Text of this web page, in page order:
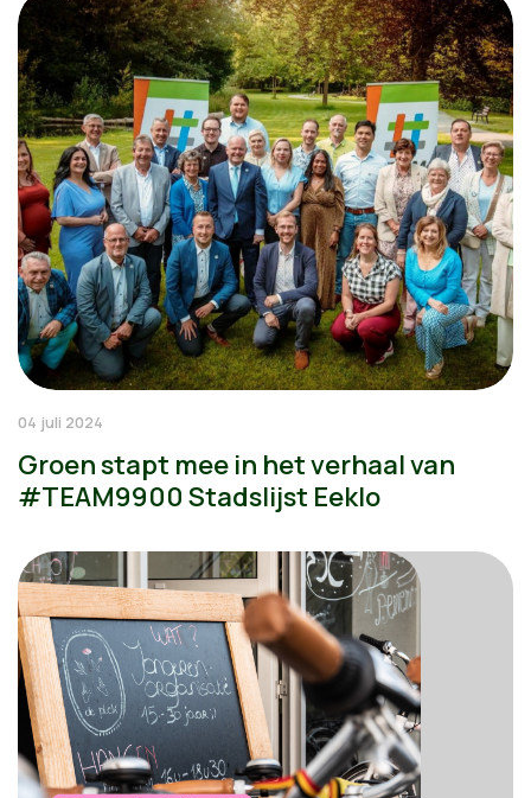
04 juli 2024
Groen stapt mee in het verhaal van
#TEAM9900 Stadslijst Eeklo